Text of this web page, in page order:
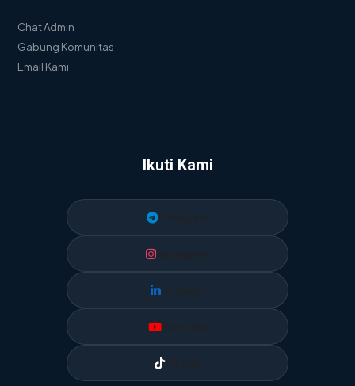
Chat Admin
Gabung Komunitas
Email Kami
Ikuti Kami
LinkedIn
YouTube
TikTok